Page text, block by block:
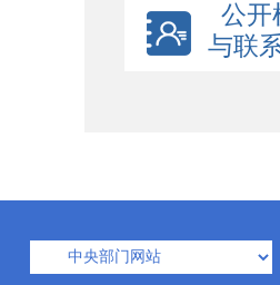
公开
与联